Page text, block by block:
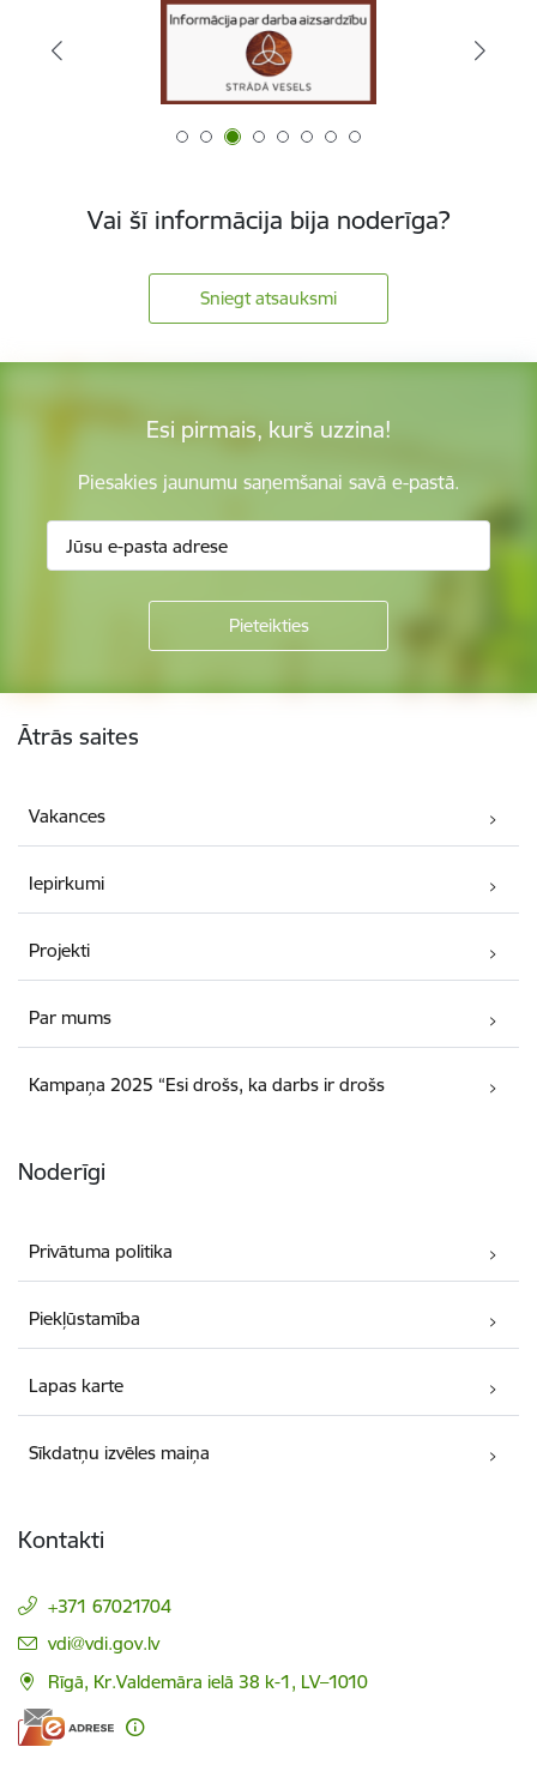
Vai šī informācija bija noderīga?
Sniegt atsauksmi
Esi pirmais, kurš uzzina!
Piesakies jaunumu saņemšanai savā e-pastā.
Ātrās saites
Vakances
Iepirkumi
Projekti
Par mums
Kampaņa 2025 “Esi drošs, ka darbs ir drošs
Noderīgi
Privātuma politika
Piekļūstamība
Lapas karte
Sīkdatņu izvēles maiņa
Kontakti
+371 67021704
E-pasts:
vdi@vdi.gov.lv
Rīgā, Kr.Valdemāra ielā 38 k-1, LV–1010